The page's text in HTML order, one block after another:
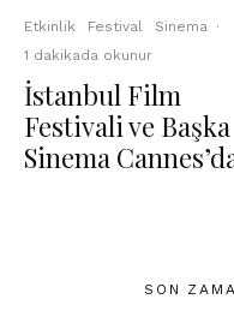
Etkinlik Festival Sinema ·
1 dakikada okunur
İstanbul Film
Festivali ve Başka
Sinema
SON